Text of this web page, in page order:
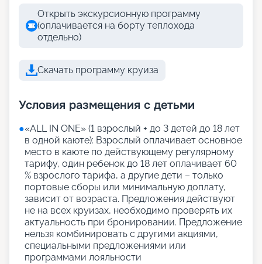
Открыть экскурсионную программу
(оплачивается на борту теплохода
отдельно)
Скачать программу круиза
Условия размещения с детьми
●«АLL IN ONE» (1 взрослый + до 3 детей до 18 лет
в одной каюте): Взрослый оплачивает основное
место в каюте по действующему регулярному
тарифу, один ребенок до 18 лет оплачивает 60
% взрослого тарифа, а другие дети – только
портовые сборы или минимальную доплату,
зависит от возраста. Предложения действуют
не на всех круизах, необходимо проверять их
актуальность при бронировании. Предложение
нельзя комбинировать с другими акциями,
специальными предложениями или
программами лояльности